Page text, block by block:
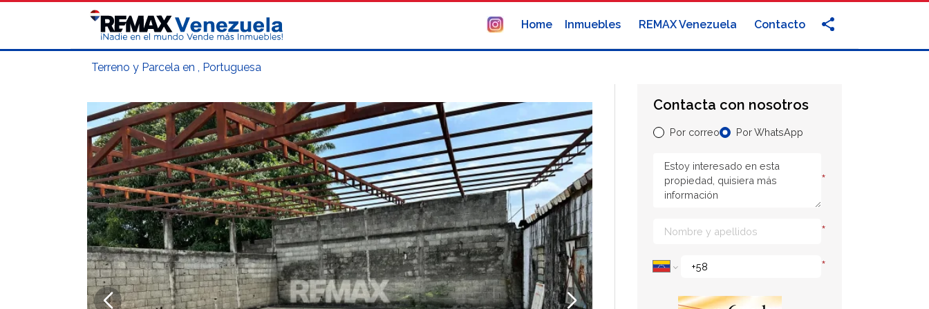
Home Inmuebles REMAX Venezuela Contacto
Terreno y Parcela en , Portuguesa
Contacta con nosotros
Por correo Por WhatsApp
*
*
*